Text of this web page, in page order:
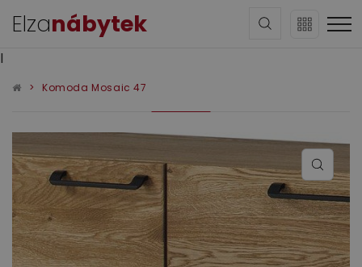
Elzanábytek
Sedací soupravy
l
Komoda Mosaic 47